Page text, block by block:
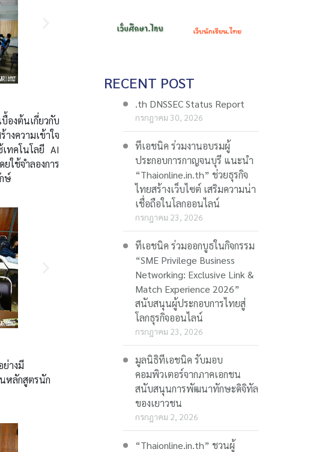
งต้นเกี่ยวกับ
งความเข้าใจ
ทคโนโลยี AI
ใช้จำลองการ
ษ์
างมี
หลักสูตรนัก
RECENT POST
.th DNSSEC Status Report
กรกฎาคม 30, 2026
ทีเอชนิค ร่วมงานอบรมผู้
ประกอบการกาญจนบุรี แนะนำ
“Thaionline.in.th” ช่วยธุรกิจ
ไทยสร้างเว็บไซต์ เสริมความน่า
เชื่อถือในโลกออนไลน์
กรกฎาคม 23, 2026
ทีเอชนิค ร่วมออกบูธในกิจกรรม
“SME Privilege Business
Networking: Exclusive Link &
Match Experience 2026”
สนับสนุนผู้ประกอบการไทยสู่
โลกธุรกิจออนไลน์
กรกฎาคม 23, 2026
มูลนิธิทีเอชนิค รับมอบ
คอมพิวเตอร์จากภาคเอกชน
สนับสนุนการพัฒนาทักษะดิจิทัล
ของเยาวชน
กรกฎาคม 2, 2026
“Thaionline.in.th” ชวนผู้